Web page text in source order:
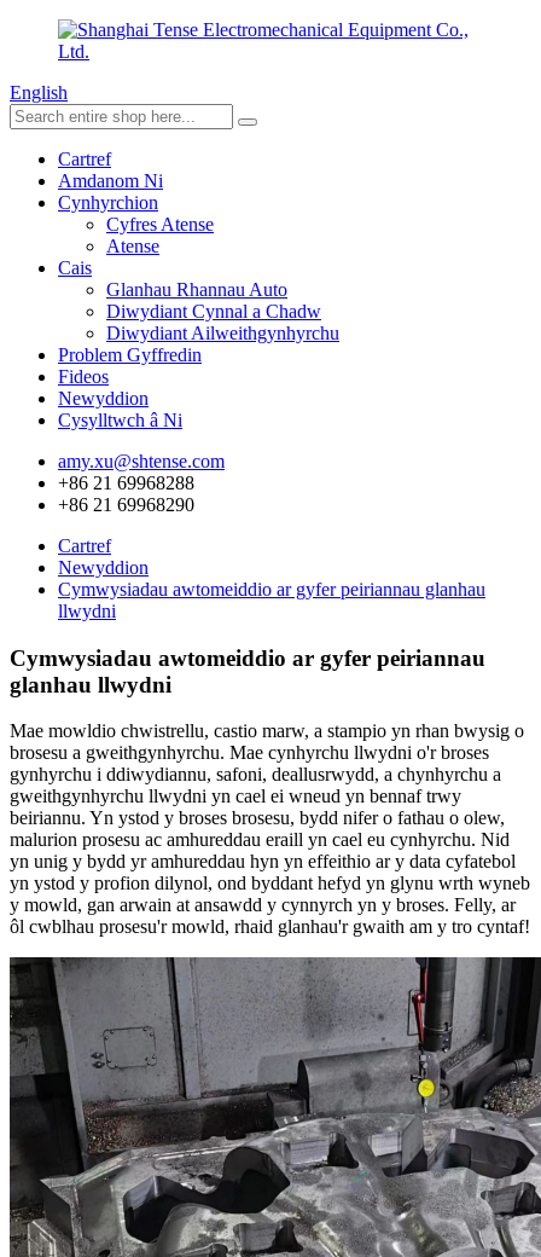
English
Cartref
Amdanom Ni
Cynhyrchion
Cyfres Atense
Atense
Cais
Glanhau Rhannau Auto
Diwydiant Cynnal a Chadw
Diwydiant Ailweithgynhyrchu
Problem Gyffredin
Fideos
Newyddion
Cysylltwch â Ni
amy.xu@shtense.com
+86 21 69968288
+86 21 69968290
Cartref
Newyddion
Cymwysiadau awtomeiddio ar gyfer peiriannau glanhau
llwydni
Cymwysiadau awtomeiddio ar gyfer peiriannau
glanhau llwydni
Mae mowldio chwistrellu, castio marw, a stampio yn rhan bwysig o
brosesu a gweithgynhyrchu. Mae cynhyrchu llwydni o'r broses
gynhyrchu i ddiwydiannu, safoni, deallusrwydd, a chynhyrchu a
gweithgynhyrchu llwydni yn cael ei wneud yn bennaf trwy
beiriannu. Yn ystod y broses brosesu, bydd nifer o fathau o olew,
malurion prosesu ac amhureddau eraill yn cael eu cynhyrchu. Nid
yn unig y bydd yr amhureddau hyn yn effeithio ar y data cyfatebol
yn ystod y profion dilynol, ond byddant hefyd yn glynu wrth wyneb
y mowld, gan arwain at ansawdd y cynnyrch yn y broses. Felly, ar
ôl cwblhau prosesu'r mowld, rhaid glanhau'r gwaith am y tro cyntaf!